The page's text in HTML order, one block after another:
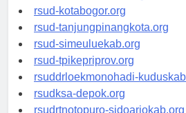
rsud-kotamakassar.org
rsud-kotabogor.org
rsud-tanjungpinangkota.org
rsud-simeuluekab.org
rsud-tpikepriprov.org
rsuddrloekmonohadi-
rsudksa-depok.org